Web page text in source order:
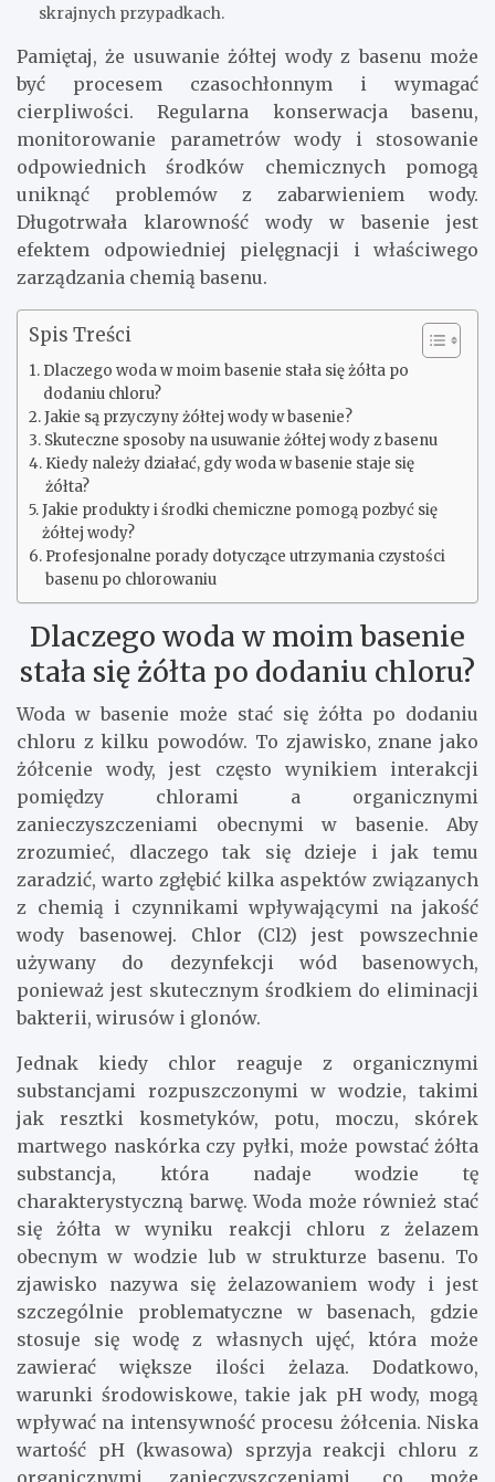
skrajnych przypadkach.
Pamiętaj, że usuwanie żółtej wody z basenu może
być procesem czasochłonnym i wymagać
cierpliwości. Regularna konserwacja basenu,
monitorowanie parametrów wody i stosowanie
odpowiednich środków chemicznych pomogą
uniknąć problemów z zabarwieniem wody.
Długotrwała klarowność wody w basenie jest
efektem odpowiedniej pielęgnacji i właściwego
zarządzania chemią basenu.
Spis Treści
Dlaczego woda w moim basenie stała się żółta po
dodaniu chloru?
Jakie są przyczyny żółtej wody w basenie?
Skuteczne sposoby na usuwanie żółtej wody z basenu
Kiedy należy działać, gdy woda w basenie staje się
żółta?
Jakie produkty i środki chemiczne pomogą pozbyć się
żółtej wody?
Profesjonalne porady dotyczące utrzymania czystości
basenu po chlorowaniu
Dlaczego woda w moim basenie
stała się żółta po dodaniu chloru?
Woda w basenie może stać się żółta po dodaniu
chloru z kilku powodów. To zjawisko, znane jako
żółcenie wody, jest często wynikiem interakcji
pomiędzy chlorami a organicznymi
zanieczyszczeniami obecnymi w basenie. Aby
zrozumieć, dlaczego tak się dzieje i jak temu
zaradzić, warto zgłębić kilka aspektów związanych
z chemią i czynnikami wpływającymi na jakość
wody basenowej. Chlor (Cl2) jest powszechnie
używany do dezynfekcji wód basenowych,
ponieważ jest skutecznym środkiem do eliminacji
bakterii, wirusów i glonów.
Jednak kiedy chlor reaguje z organicznymi
substancjami rozpuszczonymi w wodzie, takimi
jak resztki kosmetyków, potu, moczu, skórek
martwego naskórka czy pyłki, może powstać żółta
substancja, która nadaje wodzie tę
charakterystyczną barwę. Woda może również stać
się żółta w wyniku reakcji chloru z żelazem
obecnym w wodzie lub w strukturze basenu. To
zjawisko nazywa się żelazowaniem wody i jest
szczególnie problematyczne w basenach, gdzie
stosuje się wodę z własnych ujęć, która może
zawierać większe ilości żelaza. Dodatkowo,
warunki środowiskowe, takie jak pH wody, mogą
wpływać na intensywność procesu żółcenia. Niska
wartość pH (kwasowa) sprzyja reakcji chloru z
organicznymi zanieczyszczeniami, co może